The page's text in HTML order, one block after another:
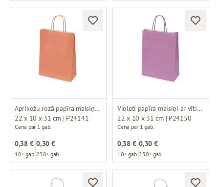
Aprikožu rozā papīra maisiņi ar vītiem rokturiem
22 x 10 x 31 cm | P24141
Cena par 1 gab.
0,38 €
10+ gab.
0,30 €
250+ gab.
Violeti papīra maisiņi ar vītiem rokturiem
22 x 10 x 31 cm | P24150
Cena par 1 gab.
0,38 €
10+ gab.
0,30 €
250+ gab.